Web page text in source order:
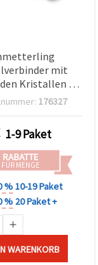
mit
Kristallen in
18x12x3 mm,
176327
1-9 Paket
RABATTE
FÜR MENGE
%10-19 Paket
% 20 Paket +
WARENKORB